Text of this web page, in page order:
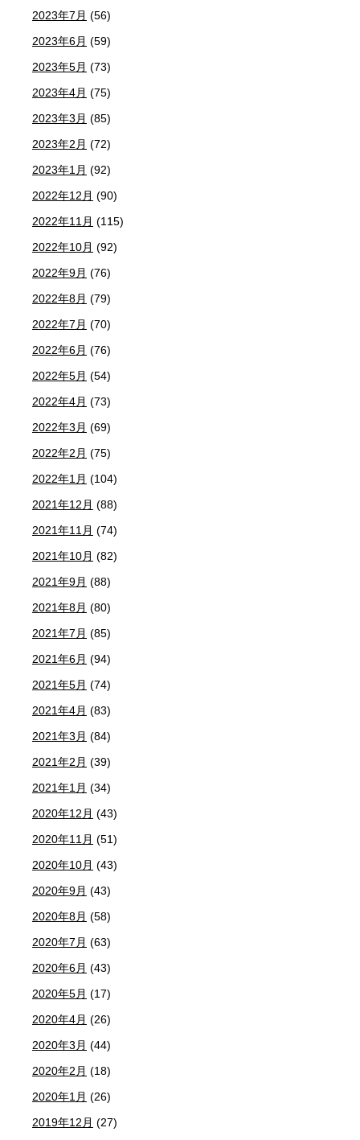
2023年7月 (56)
2023年6月 (59)
2023年5月 (73)
2023年4月 (75)
2023年3月 (85)
2023年2月 (72)
2023年1月 (92)
2022年12月 (90)
2022年11月 (115)
2022年10月 (92)
2022年9月 (76)
2022年8月 (79)
2022年7月 (70)
2022年6月 (76)
2022年5月 (54)
2022年4月 (73)
2022年3月 (69)
2022年2月 (75)
2022年1月 (104)
2021年12月 (88)
2021年11月 (74)
2021年10月 (82)
2021年9月 (88)
2021年8月 (80)
2021年7月 (85)
2021年6月 (94)
2021年5月 (74)
2021年4月 (83)
2021年3月 (84)
2021年2月 (39)
2021年1月 (34)
2020年12月 (43)
2020年11月 (51)
2020年10月 (43)
2020年9月 (43)
2020年8月 (58)
2020年7月 (63)
2020年6月 (43)
2020年5月 (17)
2020年4月 (26)
2020年3月 (44)
2020年2月 (18)
2020年1月 (26)
2019年12月 (27)